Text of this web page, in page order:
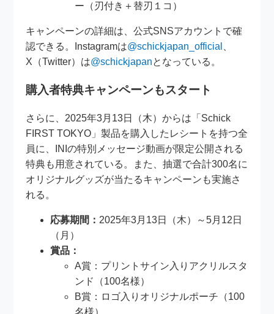
ー（刃付き＋替刃１コ）
キャンペーンの詳細は、公式SNSアカウントで確
認できる。Instagramは@schickjapan_official
X（Twitter）は@schickjapanとなっている。
購入者特典キャンペーンもスタート
さらに、2025年3月13日（木）からは「Schick
FIRST TOKYO」製品を購入したレシートを持つ全
員に、INIの特別メッセージ動画が限定公開される
特典も用意されている。また、抽選で合計300名に
オリジナルグッズが当たるキャンペーンも実施さ
れる。
応募期間： 2025年3月13日（木）～5月12日
（月）
賞品：
A賞：プリントサイン入りアクリルスタ
ンド（100名様）
B賞：ロゴ入りオリジナルポーチ（100
名様）